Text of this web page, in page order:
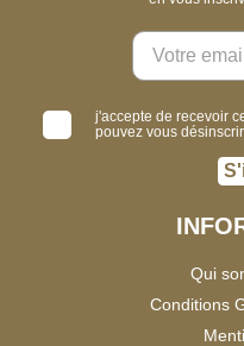
j'accepte de recevoir
pouvez vous
Qui
Conditions